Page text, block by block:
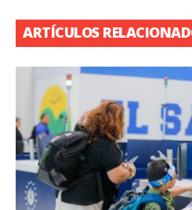
ARTÍCULOS